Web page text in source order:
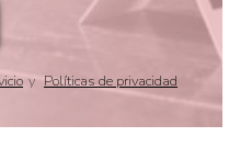
y Políticas de privacidad